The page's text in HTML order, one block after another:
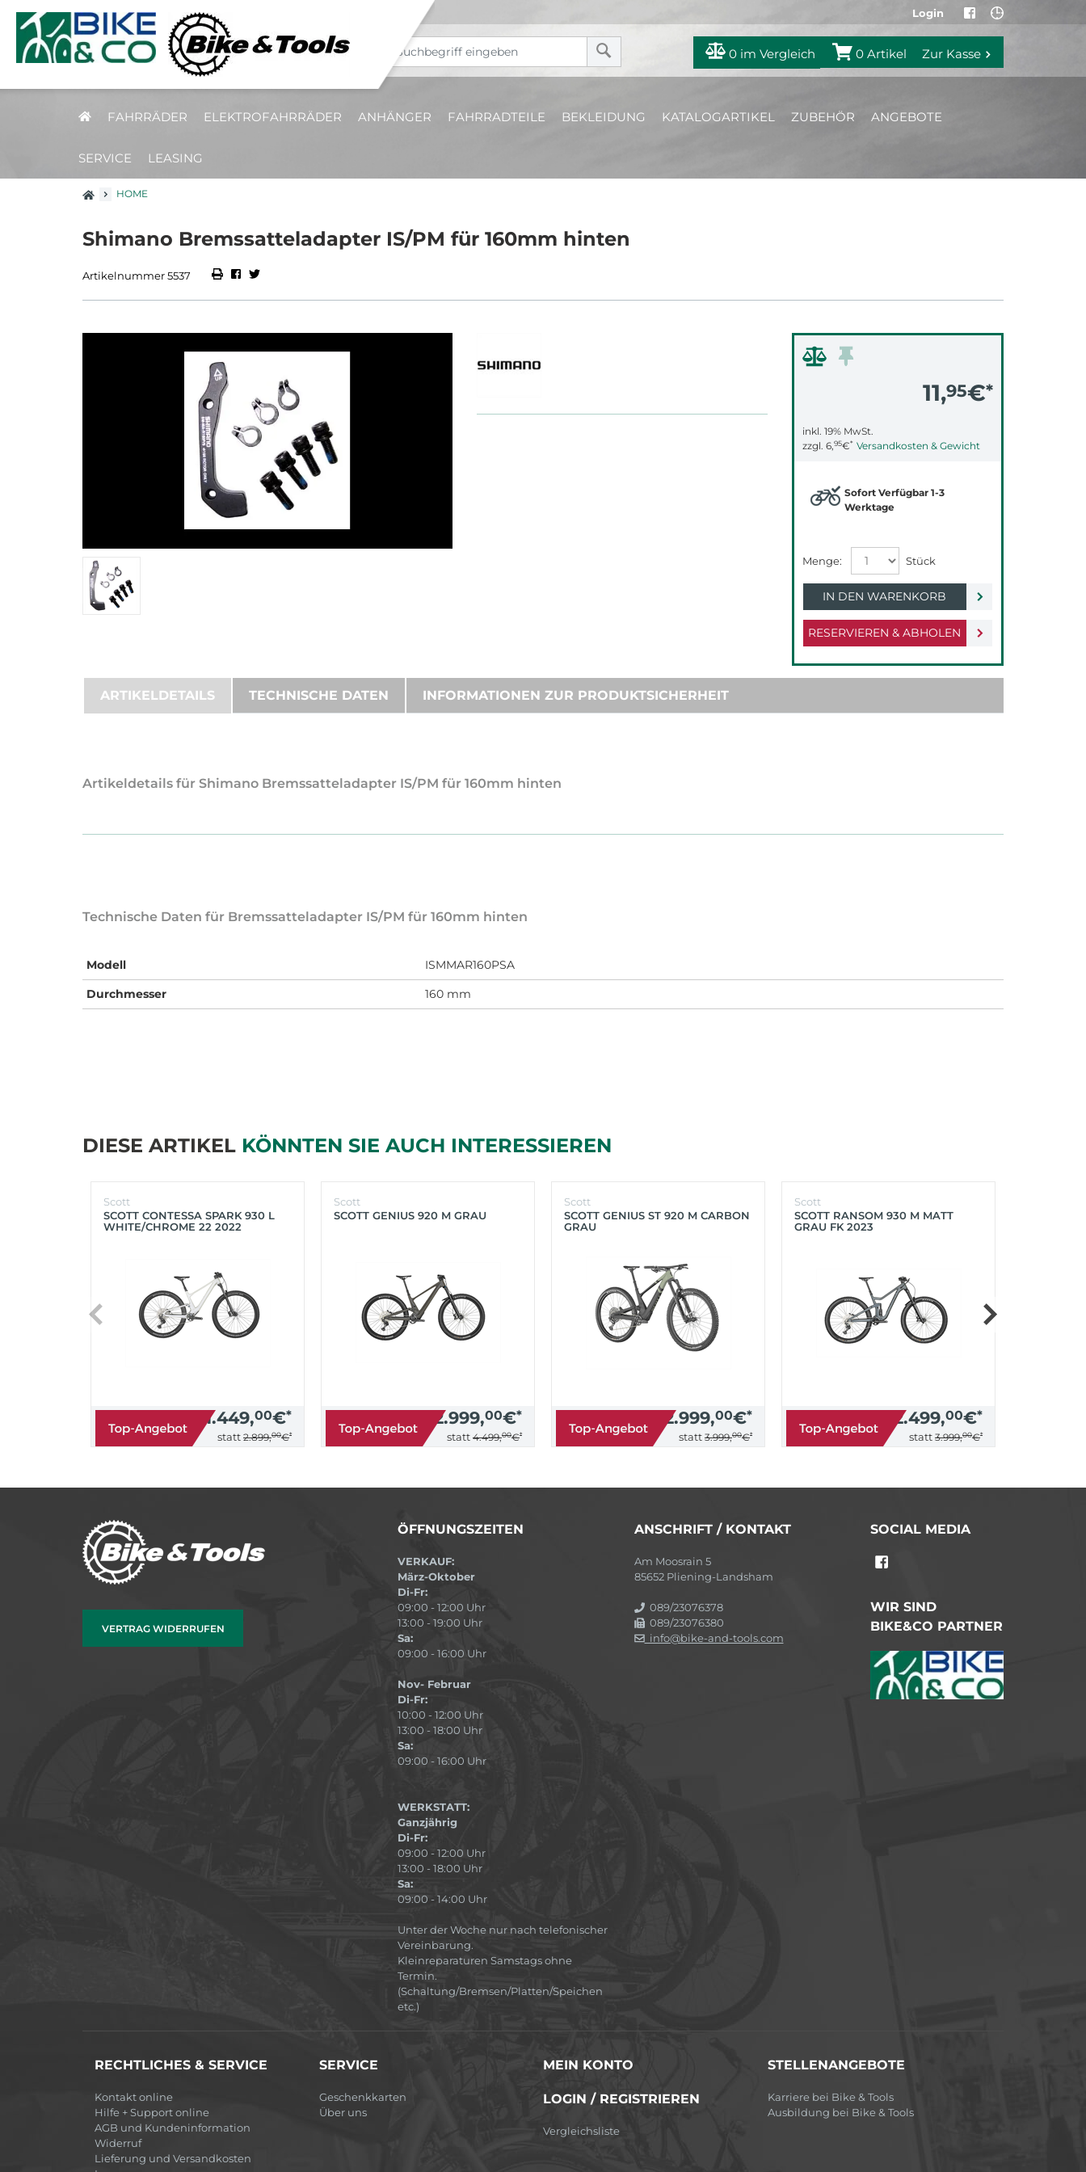
Login
0 im Vergleich 0 Artikel Zur Kasse
FAHRRÄDER ELEKTROFAHRRÄDER ANHÄNGER FAHRRADTEILE BEKLEIDUNG KATALOGARTIKEL ZUBEHÖR ANGEBOTE
SERVICE LEASING
HOME
Shimano Bremssatteladapter IS/PM für 160mm hinten
Artikelnummer 5537
11,95€*
inkl. 19% MwSt.
zzgl. 6,95€* Versandkosten & Gewicht
RESERVIEREN & ABHOLEN
Sofort Verfügbar 1-3
Werktage
IN DEN WARENKORB
ARTIKELDETAILS TECHNISCHE DATEN INFORMATIONEN ZUR PRODUKTSICHERHEIT
Artikeldetails für Shimano Bremssatteladapter IS/PM für 160mm hinten
Technische Daten für Bremssatteladapter IS/PM für 160mm hinten
Modell
ISMMAR160PSA
Durchmesser
160 mm
DIESE ARTIKEL KÖNNTEN SIE AUCH INTERESSIEREN
Scott
SCOTT CONTESSA SPARK 930 L
WHITE/CHROME 22 2022
1.449,00€*
statt 2.899,00€*
Scott
SCOTT GENIUS 920 M GRAU
2.999,00€*
statt 4.499,00€*
Scott
SCOTT GENIUS ST 920 M CARBON
GRAU
2.999,00€*
statt 3.999,00€*
Scott
SCOTT RANSOM 930 M MATT
GRAU FK 2023
2.499,00€*
statt 3.999,00€*
VERTRAG WIDERRUFEN
ÖFFNUNGSZEITEN
VERKAUF:
März-Oktober
Di-Fr:
09:00 - 12:00 Uhr
13:00 - 19:00 Uhr
Sa:
09:00 - 16:00 Uhr
Nov- Februar
Di-Fr:
10:00 - 12:00 Uhr
13:00 - 18:00 Uhr
Sa:
09:00 - 16:00 Uhr
WERKSTATT:
Ganzjährig
Di-Fr:
09:00 - 12:00 Uhr
13:00 - 18:00 Uhr
Sa:
09:00 - 14:00 Uhr
Unter der Woche nur nach telefonischer
Vereinbarung.
Kleinreparaturen Samstags ohne
Termin.
(Schaltung/Bremsen/Platten/Speichen
etc.)
ANSCHRIFT / KONTAKT
Am Moosrain 5
85652 Pliening-Landsham
089/23076378
089/23076380
info@bike-and-tools.com
SOCIAL MEDIA
WIR SIND
BIKE&CO PARTNER
RECHTLICHES & SERVICE
Kontakt online
Hilfe + Support online
AGB und Kundeninformation
Widerruf
Lieferung und Versandkosten
SERVICE
Geschenkkarten
Über uns
MEIN KONTO
LOGIN / REGISTRIEREN
Vergleichsliste
STELLENANGEBOTE
Karriere bei Bike & Tools
Ausbildung bei Bike & Tools